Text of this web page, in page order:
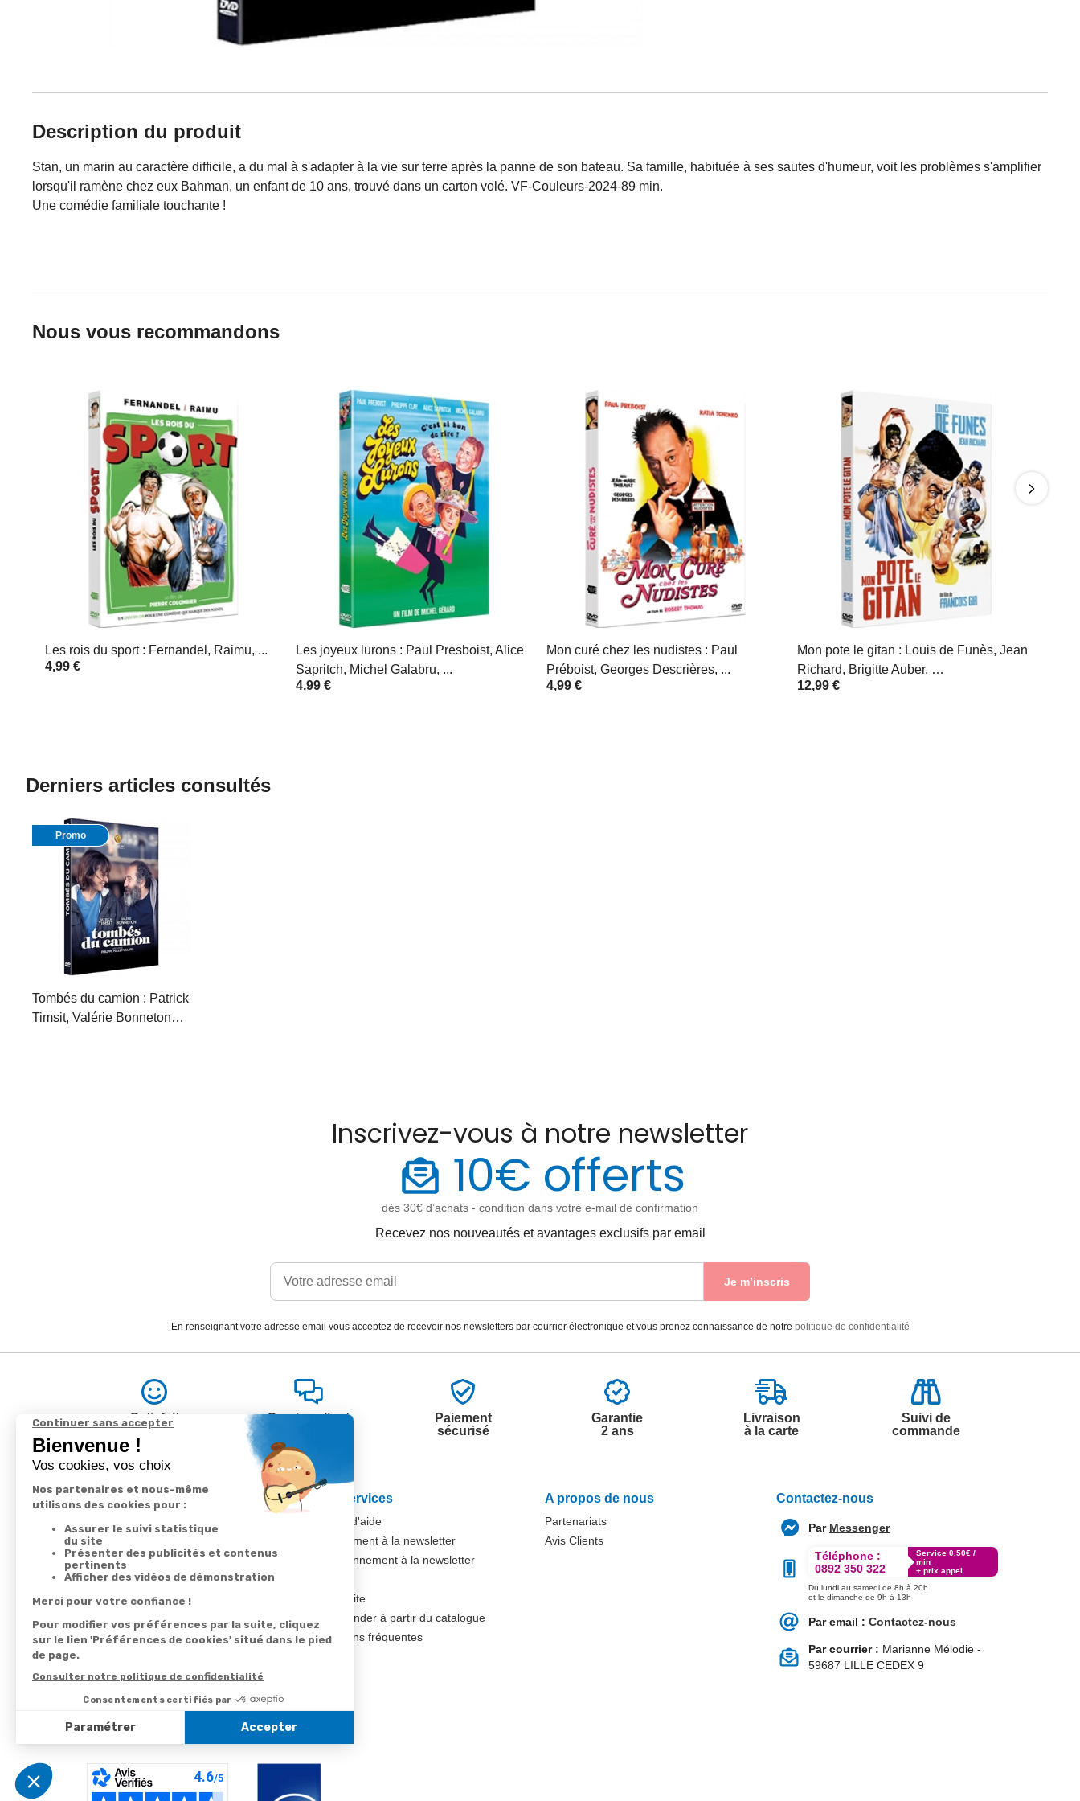
Description du produit
Stan, un marin au caractère difficile, a du mal à s'adapter à la vie sur terre après la panne de son bateau. Sa famille, habituée à ses sautes d'humeur, voit les problèmes s'amplifier
lorsqu'il ramène chez eux Bahman, un enfant de 10 ans, trouvé dans un carton volé. VF-Couleurs-2024-89 min.
Une comédie familiale touchante !
Nous vous recommandons
Les rois du sport : Fernandel, Raimu, ...
4,99 €
Les joyeux lurons : Paul Presboist, Alice
Sapritch, Michel Galabru, ...
4,99 €
Mon curé chez les nudistes : Paul
Préboist, Georges Descrières, ...
4,99 €
Mon pote le gitan : Louis de Funès, Jean
Richard, Brigitte Auber, …
12,99 €
Derniers articles consultés
Promo
Tombés du camion : Patrick
Timsit, Valérie Bonneton…
Inscrivez-vous à notre newsletter
10€ offerts
dès 30€ d’achats - condition dans votre e-mail de confirmation
Recevez nos nouveautés et avantages exclusifs par email
Je m’inscris
En renseignant votre adresse email vous acceptez de recevoir nos newsletters par courrier électronique et vous prenez connaissance de notre politique de confidentialité
Satisfait
ou remboursé
Service client
Paiement
sécurisé
Garantie
2 ans
Livraison
à la carte
Suivi de
commande
Votre commande
Suivi de commande
Livraison
Paiement facilité
Satisfait ou remboursé, retour ou échange
Codes promotionnels
Informations environnementales des
produits
Nos services
Besoin d'aide
Abonnement à la newsletter
Désabonnement à la newsletter
1ère visite
Commander à partir du catalogue
Questions fréquentes
A propos de nous
Partenariats
Avis Clients
Contactez-nous
Par Messenger
Téléphone :
0892 350 322
Service 0.50€ /
min
+ prix appel
Du lundi au samedi de 8h à 20h
et le dimanche de 9h à 13h
Par email : Contactez-nous
Par courrier : Marianne Mélodie -
59687 LILLE CEDEX 9